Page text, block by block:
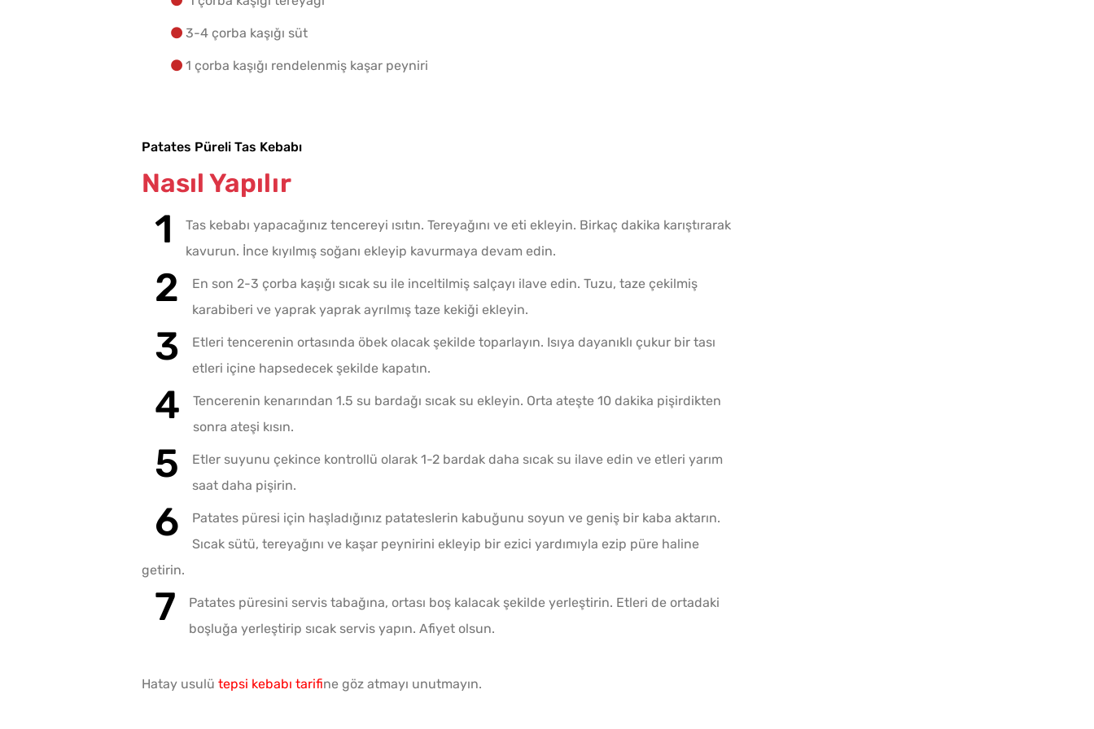
3-4 çorba kaşığı süt
1 çorba kaşığı rendelenmiş kaşar peyniri
Patates Püreli Tas Kebabı
Nasıl Yapılır
Tas kebabı yapacağınız tencereyi ısıtın. Tereyağını ve eti ekleyin. Birkaç dakika karıştırarak
kavurun. İnce kıyılmış soğanı ekleyip kavurmaya devam edin.
En son 2-3 çorba kaşığı sıcak su ile inceltilmiş salçayı ilave edin. Tuzu, taze çekilmiş
karabiberi ve yaprak yaprak ayrılmış taze kekiği ekleyin.
Etleri tencerenin ortasında öbek olacak şekilde toparlayın. Isıya dayanıklı çukur bir tası
etleri içine hapsedecek şekilde kapatın.
Tencerenin kenarından 1.5 su bardağı sıcak su ekleyin. Orta ateşte 10 dakika pişirdikten
sonra ateşi kısın.
Etler suyunu çekince kontrollü olarak 1-2 bardak daha sıcak su ilave edin ve etleri yarım
saat daha pişirin.
Patates püresi için haşladığınız patateslerin kabuğunu soyun ve geniş bir kaba aktarın.
Sıcak sütü, tereyağını ve kaşar peynirini ekleyip bir ezici yardımıyla ezip püre haline
getirin.
Patates püresini servis tabağına, ortası boş kalacak şekilde yerleştirin. Etleri de ortadaki
boşluğa yerleştirip sıcak servis yapın. Afiyet olsun.
Hatay usulü tepsi kebabı tarifine göz atmayı unutmayın.